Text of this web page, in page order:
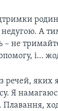
недугою. А
не
і…
речей, яких
Я
Плавання,